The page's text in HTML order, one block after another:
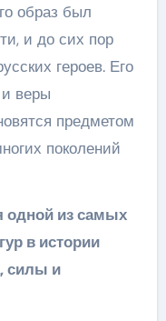
образ был
и до сих пор
героев. Его
веры
предметом
поколений
одной из самых
в истории
силы и